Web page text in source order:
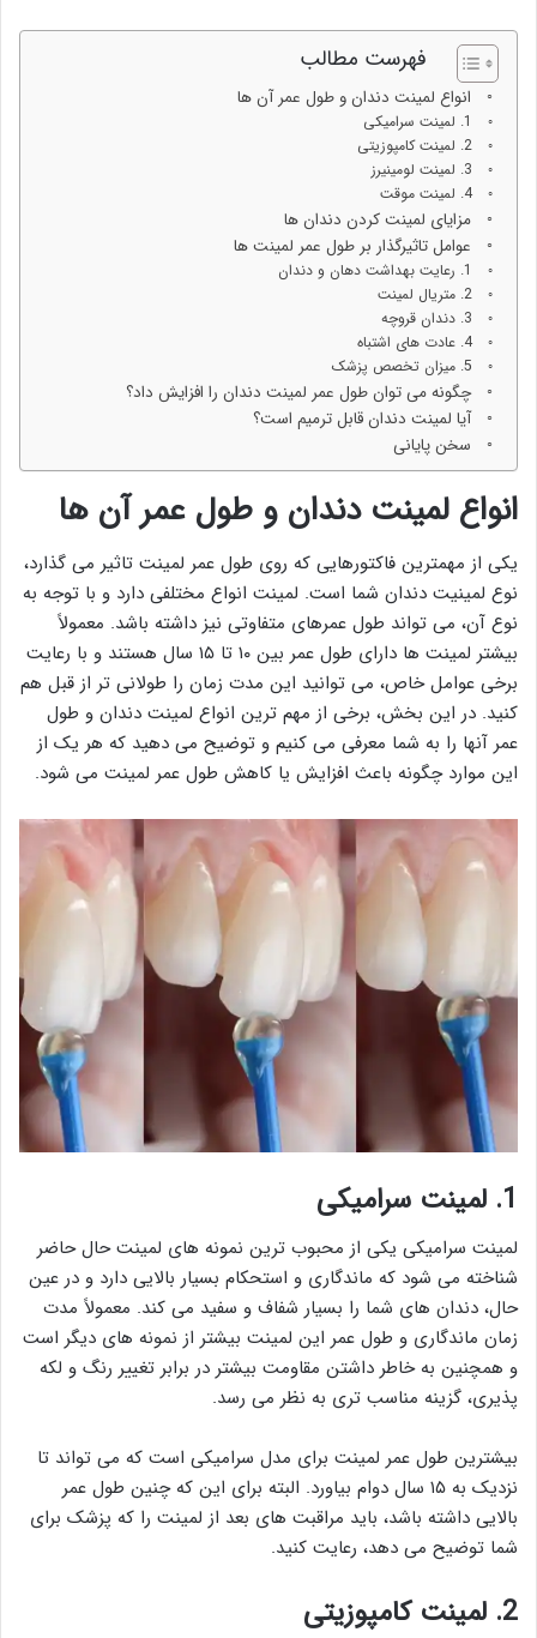
فهرست مطالب
انواع لمینت دندان و طول عمر آن ها
1. لمینت سرامیکی
2. لمینت کامپوزیتی
3. لمینت لومینیرز
4. لمینت موقت
مزایای لمینت کردن دندان ها
عوامل تاثیرگذار بر طول عمر لمینت ها
1. رعایت بهداشت دهان و دندان
2. متریال لمینت
3. دندان قروچه
4. عادت های اشتباه
5. میزان تخصص پزشک
چگونه می توان طول عمر لمینت دندان را افزایش داد؟
آیا لمینت دندان قابل ترمیم است؟
سخن پایانی
انواع لمینت دندان و طول عمر آن ها
یکی از مهمترین فاکتورهایی که روی طول عمر لمینت تاثیر می گذارد،
نوع لمینیت دندان شما است. لمینت انواع مختلفی دارد و با توجه به
نوع آن، می تواند طول عمرهای متفاوتی نیز داشته باشد. معمولاً
بیشتر لمینت ها دارای طول عمر بین ۱۰ تا ۱۵ سال هستند و با رعایت
برخی عوامل خاص، می توانید این مدت زمان را طولانی تر از قبل هم
کنید. در این بخش، برخی از مهم ترین انواع لمینت دندان و طول
عمر آنها را به شما معرفی می کنیم و توضیح می دهید که هر یک از
این موارد چگونه باعث افزایش یا کاهش طول عمر لمینت می شود.
1. لمینت سرامیکی
لمینت سرامیکی یکی از محبوب ترین نمونه های لمینت حال حاضر
شناخته می شود که ماندگاری و استحکام بسیار بالایی دارد و در عین
حال، دندان های شما را بسیار شفاف و سفید می کند. معمولاً مدت
زمان ماندگاری و طول عمر این لمینت بیشتر از نمونه های دیگر است
و همچنین به خاطر داشتن مقاومت بیشتر در برابر تغییر رنگ و لکه
پذیری، گزینه مناسب تری به نظر می رسد.
بیشترین طول عمر لمینت برای مدل سرامیکی است که می تواند تا
نزدیک به ۱۵ سال دوام بیاورد. البته برای این که چنین طول عمر
بالایی داشته باشد، باید مراقبت های بعد از لمینت را که پزشک برای
شما توضیح می دهد، رعایت کنید.
2. لمینت کامپوزیتی